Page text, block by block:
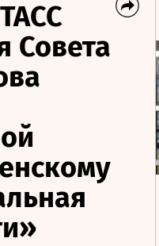
Совета